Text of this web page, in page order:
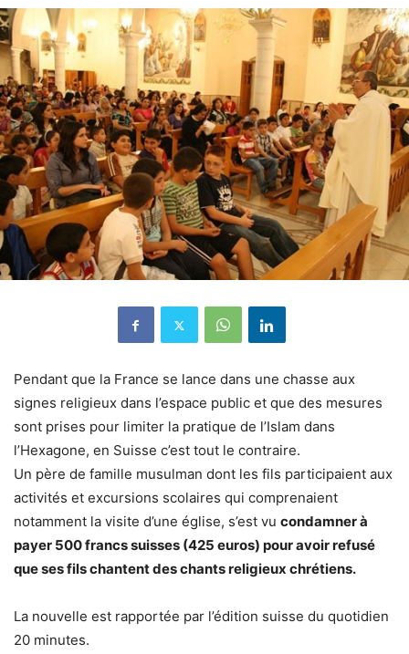
Pendant que la France se lance dans une chasse aux
signes religieux dans l’espace public et que des mesures
sont prises pour limiter la pratique de l’Islam dans
l’Hexagone, en Suisse c’est tout le contraire.
Un père de famille musulman dont les fils participaient aux
activités et excursions scolaires qui comprenaient
notamment la visite d’une église, s’est vu condamner à
payer 500 francs suisses (425 euros) pour avoir refusé
que ses fils chantent des chants religieux chrétiens.
La nouvelle est rapportée par l’édition suisse du quotidien
20 minutes.